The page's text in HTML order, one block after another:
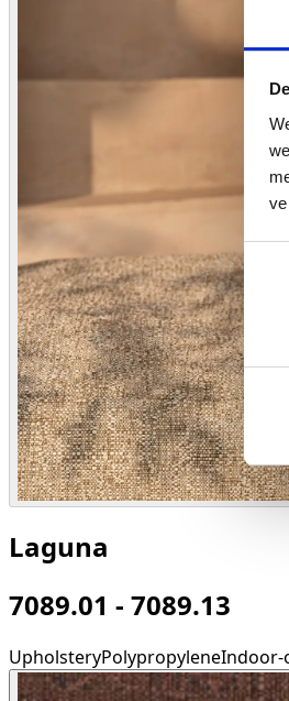
Laguna
7089.01 - 7089.13
UpholsteryPolypropylene